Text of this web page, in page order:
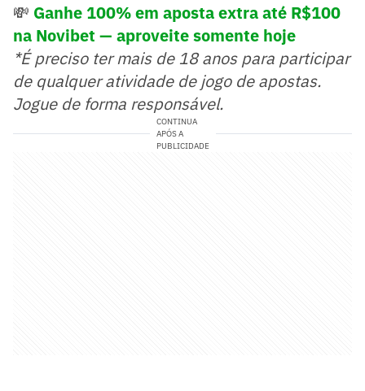
💸 Ganhe 100% em aposta extra até R$100
na Novibet — aproveite somente hoje
*É preciso ter mais de 18 anos para participar
de qualquer atividade de jogo de apostas.
Jogue de forma responsável.
CONTINUA
APÓS A
PUBLICIDADE